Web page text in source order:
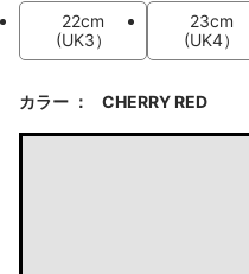
22cm
(UK3）
23cm
(UK4）
カラー CHERRY RED